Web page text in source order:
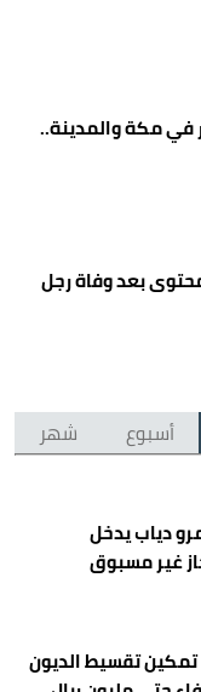
في مكة والمدينة..
بعد وفاة رجل
أسبوع شهر
دياب يدخل
غير مسبوق
تمكين تقسيط الديون